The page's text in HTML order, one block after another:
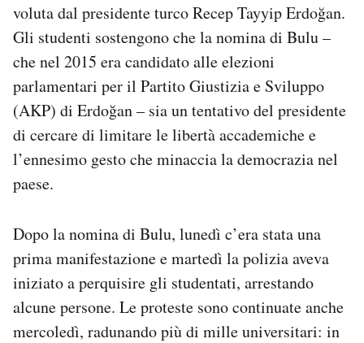
Area Personale
Newsletter
Notifiche mobile
Regala il Post
Hai bisogno di aiuto?
Esci
voluta dal presidente turco Recep Tayyip Erdoğan.
Gli studenti sostengono che la nomina di Bulu –
che nel 2015 era candidato alle elezioni
parlamentari per il Partito Giustizia e Sviluppo
(AKP) di Erdoğan – sia un tentativo del presidente
di cercare di limitare le libertà accademiche e
l’ennesimo gesto che minaccia la democrazia nel
paese.
Dopo la nomina di Bulu, lunedì c’era stata una
prima manifestazione e martedì la polizia aveva
iniziato a perquisire gli studentati, arrestando
alcune persone. Le proteste sono continuate anche
mercoledì, radunando più di mille universitari: in